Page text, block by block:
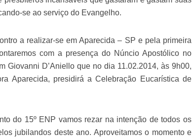
se ao serviço do Evangelho.
a realizar-se em Aparecida – SP e pela primeira
com a presença do Núncio Apostólico no
Giovanni D’Aniello que no dia 11.02.2014, às 9h00,
Aparecida, presidirá a Celebração Eucarística de
do 15º ENP vamos rezar na intenção de todos os
jubilandos deste ano. Aproveitamos o momento e